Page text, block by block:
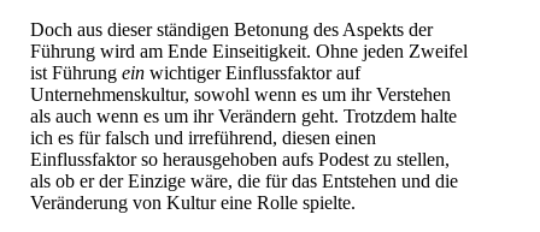
Doch aus dieser ständigen Betonung des Aspekts der
Führung wird am Ende Einseitigkeit. Ohne jeden Zweifel
ist Führung ein wichtiger Einflussfaktor auf
Unternehmenskultur, sowohl wenn es um ihr Verstehen
als auch wenn es um ihr Verändern geht. Trotzdem halte
ich es für falsch und irreführend, diesen einen
Einflussfaktor so herausgehoben aufs Podest zu stellen,
als ob er der Einzige wäre, die für das Entstehen und die
Veränderung von Kultur eine Rolle spielte.